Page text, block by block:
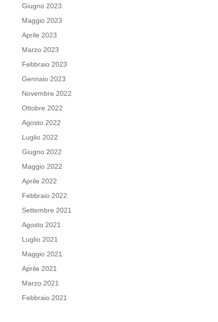
Giugno 2023
Maggio 2023
Aprile 2023
Marzo 2023
Febbraio 2023
Gennaio 2023
Novembre 2022
Ottobre 2022
Agosto 2022
Luglio 2022
Giugno 2022
Maggio 2022
Aprile 2022
Febbraio 2022
Settembre 2021
Agosto 2021
Luglio 2021
Maggio 2021
Aprile 2021
Marzo 2021
Febbraio 2021